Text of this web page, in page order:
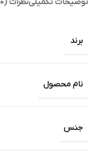
توضیحات تکمیلینظرات (0)
برند
نام محصول
جنس